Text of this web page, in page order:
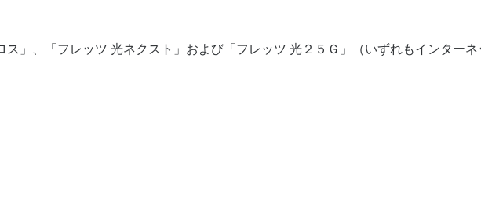
ス」、「フレッツ 光ネクスト」および「フレッツ 光２５Ｇ」（いずれもインター